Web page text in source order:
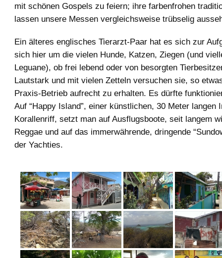
mit schönen Gospels zu feiern; ihre farbenfrohen
lassen unsere Messen vergleichsweise trübselig
Ein älteres englisches Tierarzt-Paar hat es sich zur
sich hier um die vielen Hunde, Katzen, Ziegen (und
Leguane), ob frei lebend oder von besorgten
Lautstark und mit vielen Zetteln versuchen sie, so
Praxis-Betrieb aufrecht zu erhalten. Es dürfte
Auf “Happy Island”, einer künstlichen, 30 Meter langen
Korallenriff, setzt man auf Ausflugsboote, seit langem
Reggae und auf das immerwährende, dringende
der Yachties.